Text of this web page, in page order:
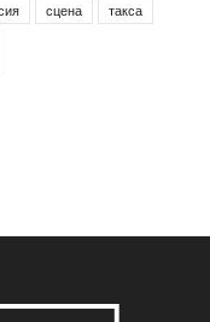
сцена такса